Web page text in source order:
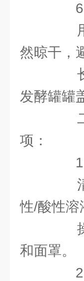
6.
用
然晾干，
长
发酵罐罐
二
项：
1.
清
性/酸性溶
操
和面罩。
2.